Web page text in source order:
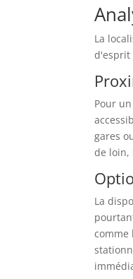
La
d'esprit
Pour
gares
de loin,
La
comme